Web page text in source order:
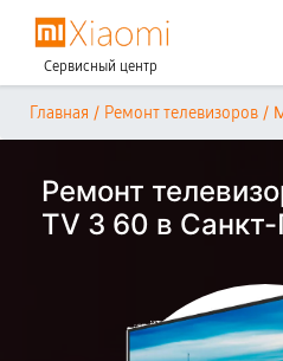
Сервисный центр
Главная / Ремонт телевизоров /
Ремонт
TV 3 60 в